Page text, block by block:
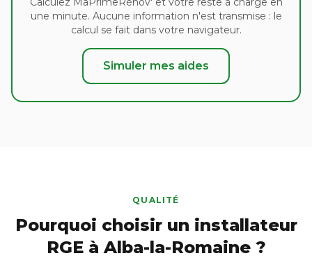
une minute. Aucune information n'est transmise : le
calcul se fait dans votre navigateur.
Simuler mes aides
QUALITÉ
Pourquoi choisir un installateur
RGE à Alba-la-Romaine ?